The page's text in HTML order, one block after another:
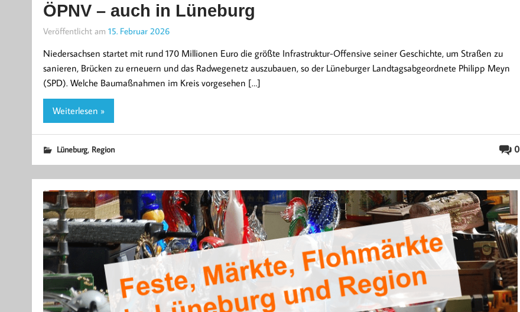
ÖPNV – auch in Lüneburg
Veröffentlicht am 15. Februar 2026
Niedersachsen startet mit rund 170 Millionen Euro die größte Infrastruktur-Offensive seiner Geschichte, um Straßen zu
sanieren, Brücken zu erneuern und das Radwegenetz auszubauen, so der Lüneburger Landtagsabgeordnete Philipp Meyn
(SPD). Welche Baumaßnahmen im Kreis vorgesehen […]
Weiterlesen »
0
Lüneburg, Region